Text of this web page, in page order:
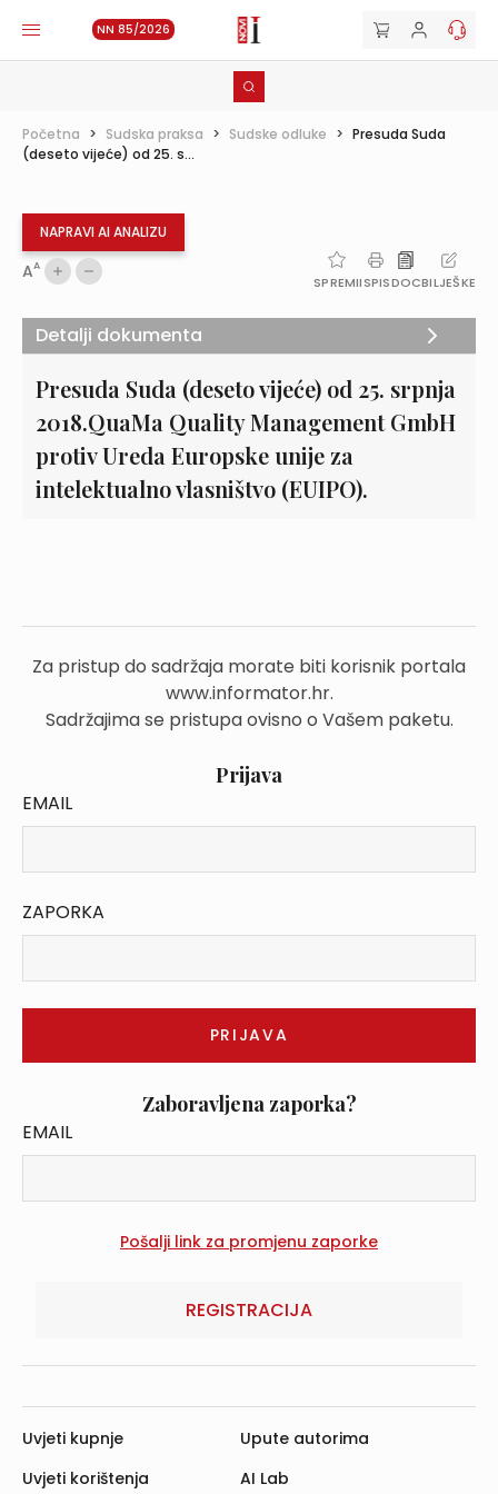
NN 85/2026
Početna > Sudska praksa > Sudske odluke > Presuda Suda
(deseto vijeće) od 25. s...
NAPRAVI AI ANALIZU
AA
SPREMIISPISDOCBILJEŠKE
Presuda Suda (deseto vijeće) od 25. srpnja
2018.QuaMa Quality Management GmbH
protiv Ureda Europske unije za
intelektualno vlasništvo (EUIPO).
Za pristup do sadržaja morate biti korisnik portala
www.informator.hr.
Sadržajima se pristupa ovisno o Vašem paketu.
Prijava
EMAIL
ZAPORKA
Zaboravljena zaporka?
EMAIL
REGISTRACIJA
Detalji dokumenta
Uvjeti kupnje
Uvjeti korištenja
Upute autorima
AI Lab